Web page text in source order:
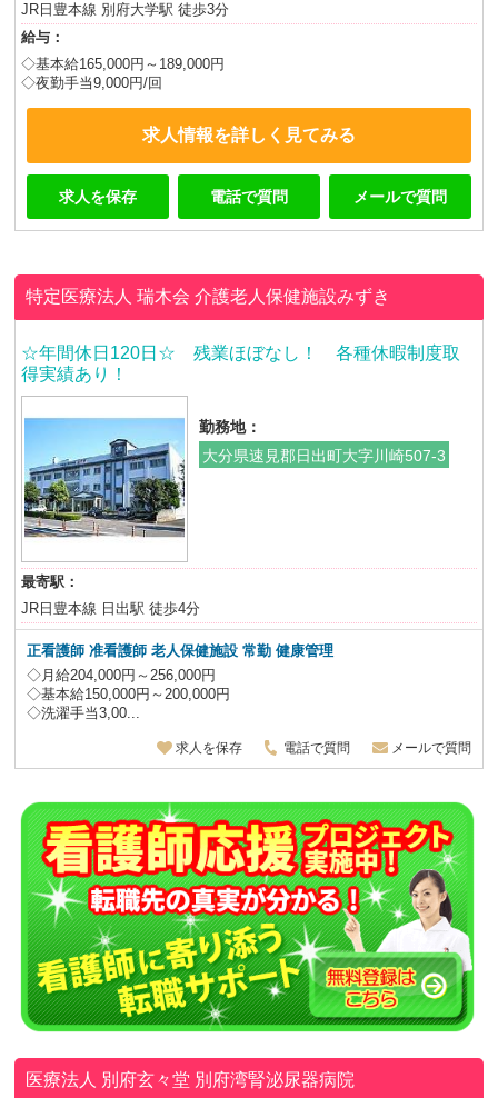
JR日豊本線 別府大学駅 徒歩3分
給与：
◇基本給165,000円～189,000円
◇夜勤手当9,000円/回
求人情報を詳しく見てみる
求人を保存 電話で質問 メールで質問
特定医療法人 瑞木会介護老人保健施設みずき
☆年間休日120日☆ 残業ほぼなし！ 各種休暇制度取
得実績あり！
勤務地：
大分県速見郡日出町大字川崎507-3
最寄駅：
JR日豊本線 日出駅 徒歩4分
正看護師 准看護師 老人保健施設常勤 健康管理
◇月給204,000円～256,000円
◇基本給150,000円～200,000円
◇洗濯手当3,00...
求人を保存 電話で質問 メールで質問
医療法人 別府玄々堂 別府湾腎泌尿器病院